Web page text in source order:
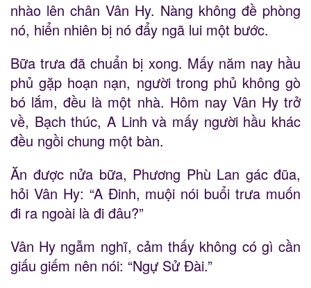
nhào lên chân Vân Hy. Nàng không đề phòng
nó, hiển nhiên bị nó đẩy ngã lui một bước.
Bữa trưa đã chuẩn bị xong. Mấy năm nay hầu
phủ gặp hoạn nạn, người trong phủ không gò
bó lắm, đều là một nhà. Hôm nay Vân Hy trở
về, Bạch thúc, A Linh và mấy người hầu khác
đều ngồi chung một bàn.
Ăn được nửa bữa, Phương Phù Lan gác đũa,
hỏi Vân Hy: “A Đinh, muội nói buổi trưa muốn
đi ra ngoài là đi đâu?”
Vân Hy ngẫm nghĩ, cảm thấy không có gì cần
giấu giếm nên nói: “Ngự Sử Đài.”